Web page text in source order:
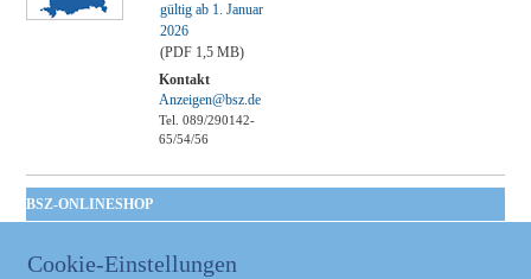
gültig ab 1. Januar
2026
(PDF 1,5 MB)
Kontakt
Anzeigen@bsz.de
Tel. 089/290142-
65/54/56
BSZ-ONLINESHOP
Taschenbuch
Cookie-Einstellungen